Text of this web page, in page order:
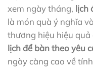
xem ngày tháng, lịch
là món quà ý nghĩa
thương hiệu hiệu
lịch để bàn theo yêu
ngày càng cao về